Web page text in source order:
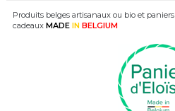
Produits belges artisanaux ou bio et paniers
cadeaux MADE IN BELGIUM